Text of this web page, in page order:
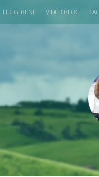
LEGGI BENE VIDEO BLOG